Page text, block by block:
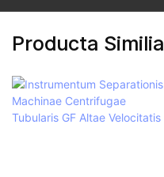
Producta Similia